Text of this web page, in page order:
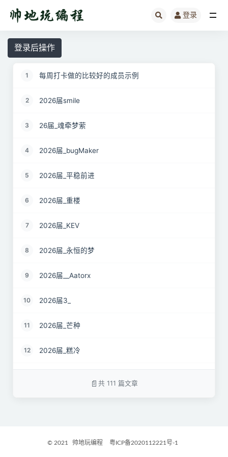
登录
登录后操作
1 每周打卡做的比较好的成员示例
2 2026届smile
3 26届_魂牵梦萦
4 2026届_bugMaker
5 2026届_平稳前进
6 2026届_重楼
7 2026届_KEV
8 2026届_永恒的梦
9 2026届__Aatorx
10 2026届3_
11 2026届_芒种
12 2026届_糕冷
共 111 篇文章
© 2021 帅地玩编程 粤ICP备2020112221号-1